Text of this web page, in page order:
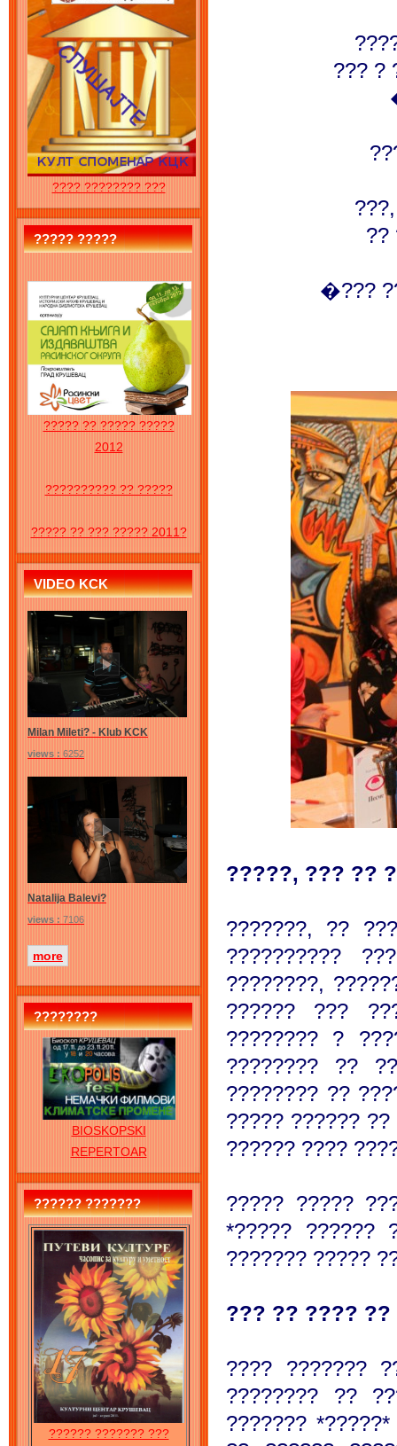
???? ???????? ???
????? ?????
????? ?? ????? ?????
2012
?????????? ?? ?????
????? ?? ??? ????? 2011?
VIDEO KCK
Milan Mileti? - Klub KCK
views : 6252
Natalija Balevi?
views : 7106
more
????????
BIOSKOPSKI
REPERTOAR
?????? ???????
?????? ??????? ???
??? ?
??
�???
?????, ??? ??
???????, ??
??????????
????????,
?????? ???
???????? ?
???????? ??
???????? ??
????? ??????
?????? ????
????? ?????
*????? ??????
??????? ?????
??? ?? ????
???? ???????
???????? ??
???????